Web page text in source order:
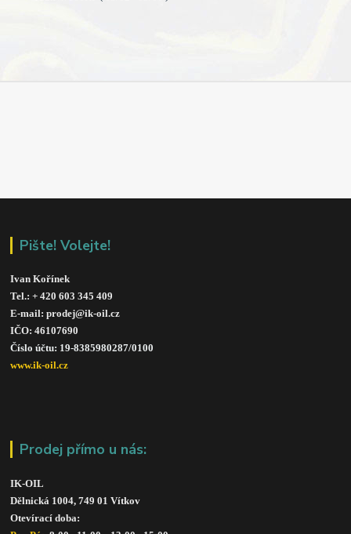
Pište! Volejte!
Ivan Kořínek
Tel.: + 420 603 345 409
E-mail: prodej@ik-oil.cz
IČO: 46107690
Číslo účtu: 19-8385980287/0100
www.ik-oil.cz
Prodej přímo u nás:
IK-OIL
Dělnická 1004, 749 01 Vítkov
Otevírací doba: